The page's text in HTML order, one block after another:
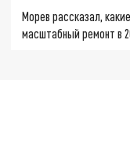
Морев рассказал,
масштабный ремонт в